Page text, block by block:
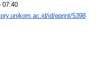
07:40
id/eprint/5398